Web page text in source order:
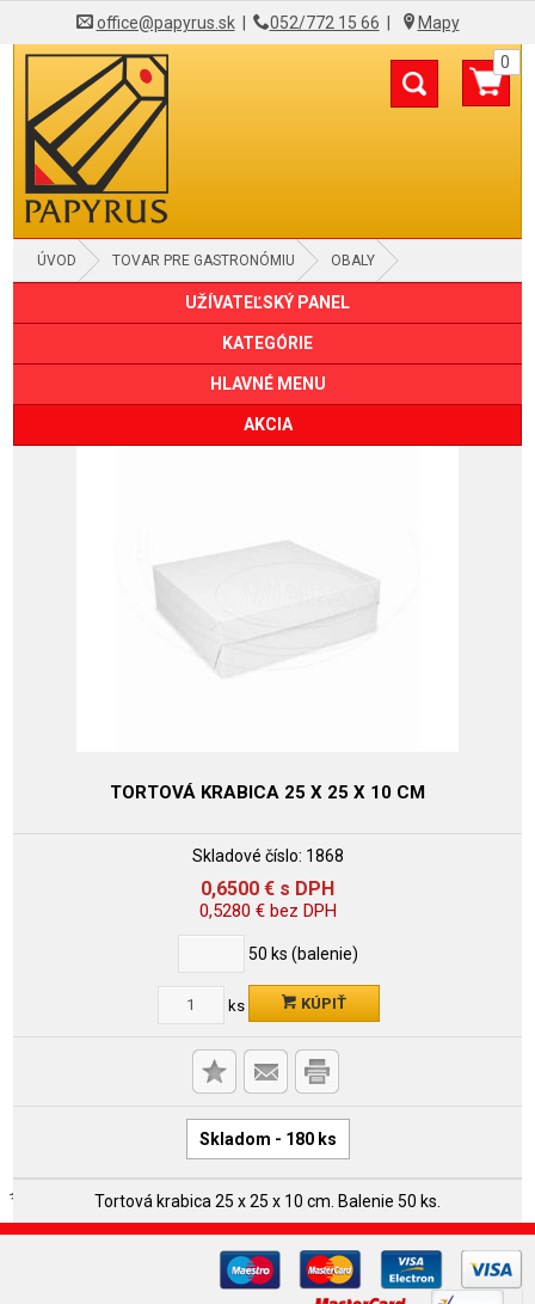
office@papyrus.sk| 052/772 15 66 Mapy
0
ÚVOD TOVAR PRE GASTRONÓMIU OBALY
UŽÍVATEĽSKÝ PANEL
KATEGÓRIE
HLAVNÉ MENU
AKCIA
TORTOVÁ KRABICA 25 X 25 X 10 CM
Skladové číslo: 1868
0,6500 € s DPH
0,5280 €bez DPH
50 ks (balenie)
ks KÚPIŤ
Skladom - 180 ks
Tortová krabica 25 x 25 x 10 cm. Balenie 50 ks.